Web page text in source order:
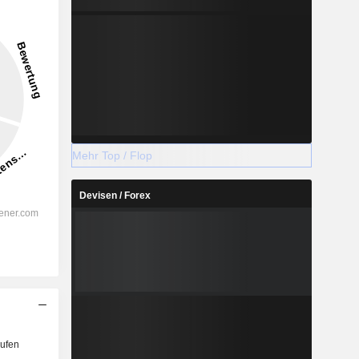
Mehr Top / Flop
Devisen / Forex